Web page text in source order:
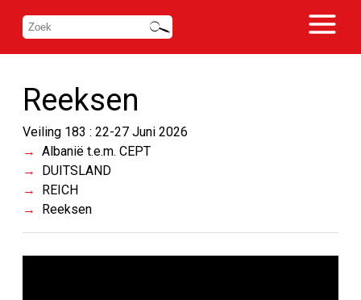
Reeksen
Veiling 183 : 22-27 Juni 2026
Albanië t.e.m. CEPT
DUITSLAND
REICH
Reeksen